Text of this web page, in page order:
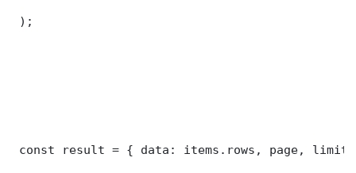
);
const result = { data: items.rows, page,